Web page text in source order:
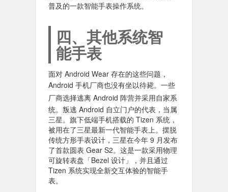
普及的一款智能手表操作系统。
四、其他系统智
能手表
面对 Android Wear 存在的这些问题，
Android 手机厂商也没有坐以待毙。一些
厂商选择逃离 Android 阵营并采用自家系
统。叛逃 Android 自立门户的代表，当属
三星。旗下低端手机搭载的 Tizen 系统，
被用在了三星最新一代智能手表上。摆脱
传统方形手表设计，三星在今年 9 月发布
了首款圆表 Gear S2。这是一款采用物理
可旋转表盘「Bezel 设计」，并且通过
Tizen 系统实现全新交互体验的智能手
表。